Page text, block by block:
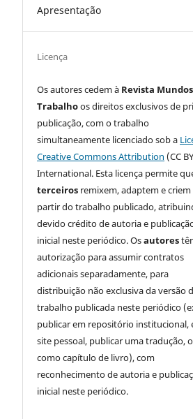
Apresentação
Licença
Os autores cedem à Revista
Trabalhoos direitos exclusivos de
publicação, com o trabalho
simultaneamente licenciado sob a
Creative Commons Attribution (CC
International. Esta licença permite
terceiros remixem, adaptem e criem
partir do trabalho publicado,
devido crédito de autoria e
inicial neste periódico. Osautores
autorização para assumir contratos
adicionais separadamente, para
distribuição não exclusiva da versão
trabalho publicada neste periódico
publicar em repositório institucional,
site pessoal, publicar uma tradução,
como capítulo de livro), com
reconhecimento de autoria e
inicial neste periódico.